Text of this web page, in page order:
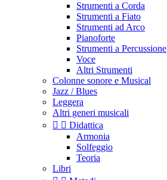
Strumenti a Corda
Strumenti a Fiato
Strumenti ad Arco
Pianoforte
Strumenti a Percussione
Voce
Altri Strumenti
Colonne sonore e Musical
Jazz / Blues
Leggera
Altri generi musicali
  Didattica
Armonia
Solfeggio
Teoria
Libri